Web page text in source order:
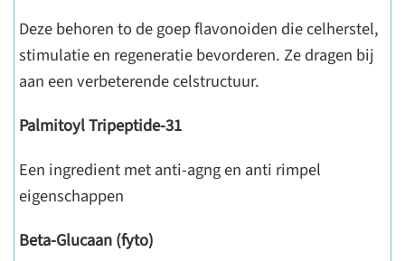
Deze behoren to de goep flavonoiden die celherstel,
stimulatie en regeneratie bevorderen. Ze dragen bij
aan een verbeterende celstructuur.
Palmitoyl Tripeptide-31
Een ingredient met anti-agng en anti rimpel
eigenschappen
Beta-Glucaan (fyto)